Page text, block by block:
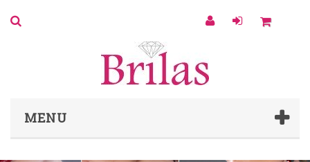
MENU